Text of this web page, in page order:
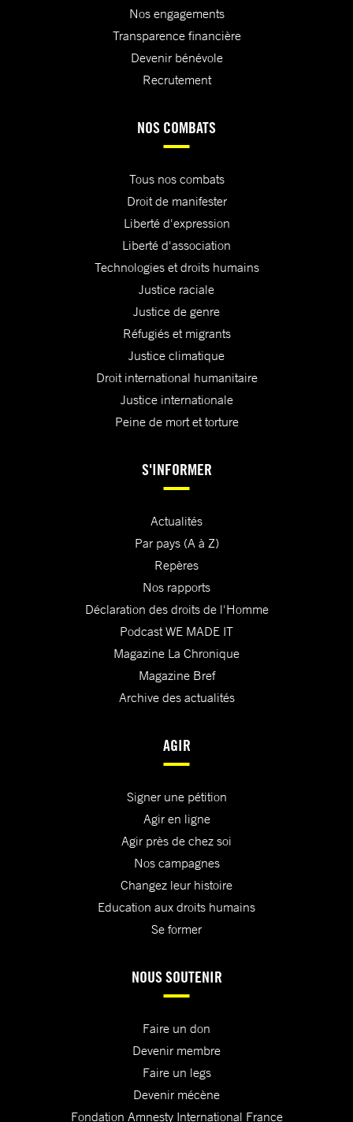
Nos engagements
Transparence financière
Devenir bénévole
Recrutement
NOS COMBATS
Tous nos combats
Droit de manifester
Liberté d'expression
Liberté d'association
Technologies et droits humains
Justice raciale
Justice de genre
Réfugiés et migrants
Justice climatique
Droit international humanitaire
Justice internationale
Peine de mort et torture
S'INFORMER
Actualités
Par pays (A à Z)
Repères
Nos rapports
Déclaration des droits de l'Homme
Podcast WE MADE IT
Magazine La Chronique
Magazine Bref
Archive des actualités
AGIR
Signer une pétition
Agir en ligne
Agir près de chez soi
Nos campagnes
Changez leur histoire
Education aux droits humains
Se former
NOUS SOUTENIR
Faire un don
Devenir membre
Faire un legs
Devenir mécène
Fondation Amnesty International France